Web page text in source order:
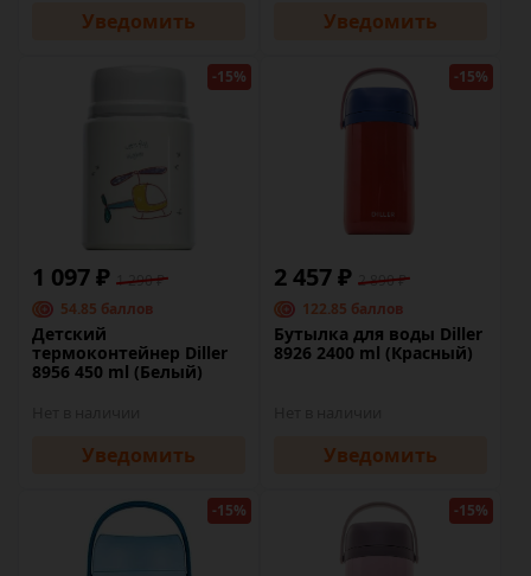
Уведомить Уведомить
-15%
1 097 ₽ 1 290 ₽
54.85 баллов
Детский
термоконтейнер Diller
8956 450 ml (Белый)
Уведомить
-15%
2 457 ₽ 2 890 ₽
122.85 баллов
Бутылка для воды Diller
8926 2400 ml (Красный)
Уведомить
-15% -15%